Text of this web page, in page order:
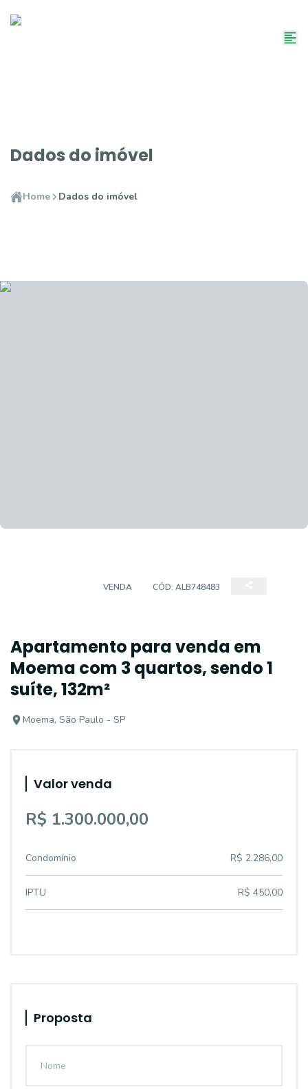
Dados do imóvel
Home Dados do imóvel
VENDA CÓD: ALB748483
Apartamento para venda em
Moema com 3 quartos, sendo 1
suíte, 132m²
Moema, São Paulo - SP
Valor venda
R$ 1.300.000,00
Condomínio R$ 2.286,00
IPTU R$ 450,00
Proposta